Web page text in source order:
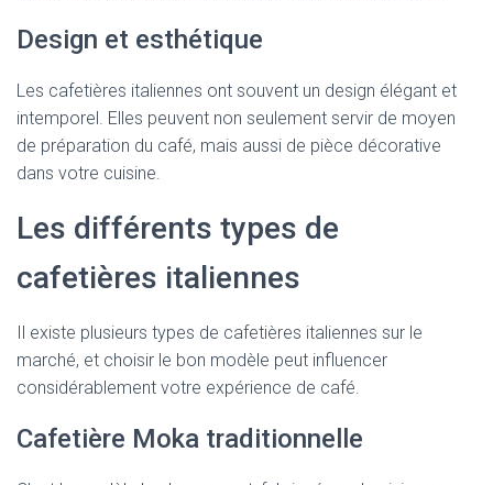
Design et esthétique
Les cafetières italiennes ont souvent un design élégant et
intemporel. Elles peuvent non seulement servir de moyen
de préparation du café, mais aussi de pièce décorative
dans votre cuisine.
Les différents types de
cafetières italiennes
Il existe plusieurs types de cafetières italiennes sur le
marché, et choisir le bon modèle peut influencer
considérablement votre expérience de café.
Cafetière Moka traditionnelle